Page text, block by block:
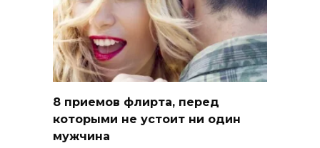
8 приемов флирта, перед
которыми не устоит ни один
мужчина